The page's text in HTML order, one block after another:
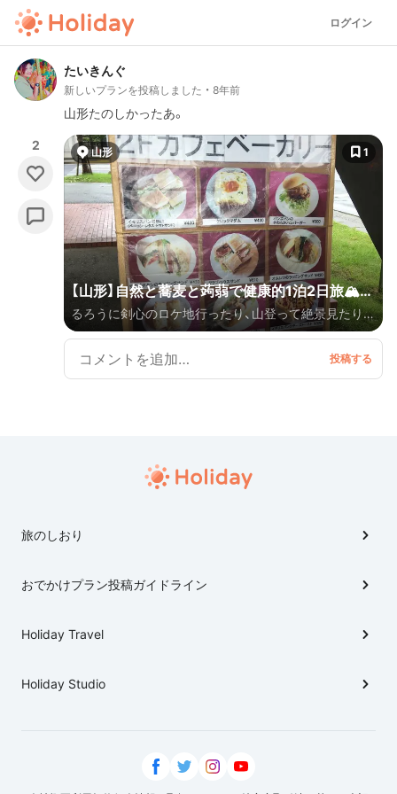
ログイン
たいきんぐ
新しいプランを投稿しました 8年前
山形たのしかったあ。
2 山形 1
【山形】自然と蕎麦と蒟蒻で健康的1泊2日旅🏔♨️
🍦🚗
るろうに剣心のロケ地行ったり、山登って絶景見たり、
アイス食べたり、蕎麦食べたり、こんにゃく料理食べた
り、夜は温泉入って綺麗な夜景見て、、山形といえば果
物狩りになりがちですが、それ以外にも魅力が盛りだく
旅のしおり
おでかけプラン投稿ガイドライン
Holiday Travel
Holiday Studio